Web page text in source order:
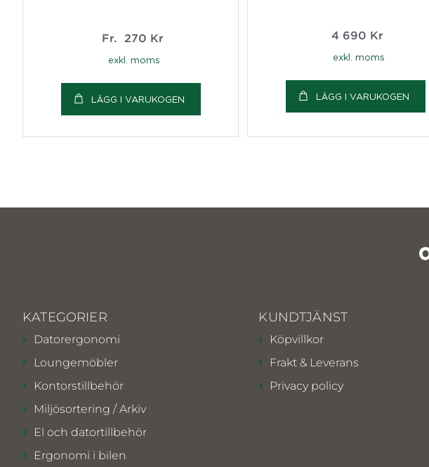
Fr. 270 Kr
exkl. moms
LÄGG I VARUKOGEN
4 690 Kr
exkl. moms
LÄGG I VARUKOGEN
KATEGORIER
Datorergonomi
Loungemöbler
Kontorstillbehör
Miljösortering / Arkiv
El och datortillbehör
Ergonomi i bilen
KUNDTJÄNST
Köpvillkor
Frakt & Leverans
Privacy policy